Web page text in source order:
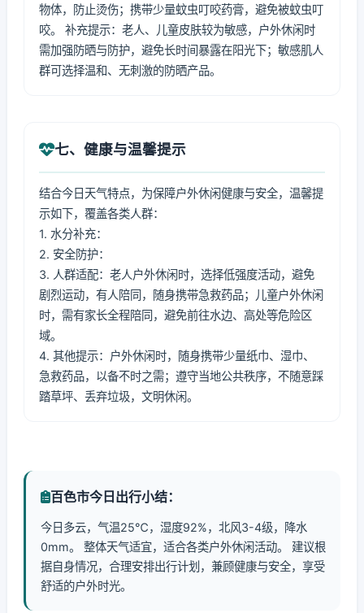
物体，防止烫伤；携带少量蚊虫叮咬药膏，避免被蚊虫叮
咬。 补充提示：老人、儿童皮肤较为敏感，户外休闲时
需加强防晒与防护，避免长时间暴露在阳光下；敏感肌人
群可选择温和、无刺激的防晒产品。
七、健康与温馨提示
结合今日天气特点，为保障户外休闲健康与安全，温馨提
示如下，覆盖各类人群：
1. 水分补充：
2. 安全防护：
3. 人群适配：老人户外休闲时，选择低强度活动，避免
剧烈运动，有人陪同，随身携带急救药品；儿童户外休闲
时，需有家长全程陪同，避免前往水边、高处等危险区
域。
4. 其他提示：户外休闲时，随身携带少量纸巾、湿巾、
急救药品，以备不时之需；遵守当地公共秩序，不随意踩
踏草坪、丢弃垃圾，文明休闲。
百色市今日出行小结：
今日多云，气温25℃，湿度92%，北风3-4级，降水
0mm。 整体天气适宜，适合各类户外休闲活动。 建议根
据自身情况，合理安排出行计划，兼顾健康与安全，享受
舒适的户外时光。